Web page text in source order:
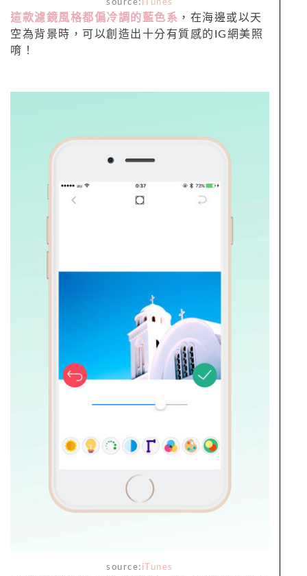
source: iTunes
這款濾鏡風格都偏冷調的藍色系 ，在海邊或以天
空為背景時，可以創造出十分有質感的IG網美照
唷！
source: iTunes